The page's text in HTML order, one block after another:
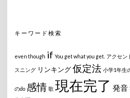
キーワード検索
even though if You get what you get. アクセン
スニング リンキング仮定法 小学1年生
のdo 感情 歌 現在完了 発音